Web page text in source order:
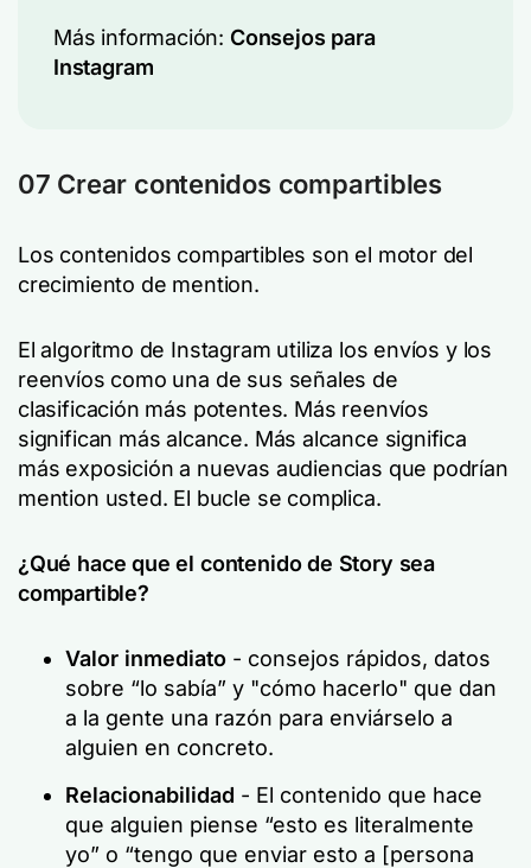
Más información: Consejos para
Instagram
07 Crear contenidos compartibles
Los contenidos compartibles son el motor del
crecimiento de mention.
El algoritmo de Instagram utiliza los envíos y los
reenvíos como una de sus señales de
clasificación más potentes. Más reenvíos
significan más alcance. Más alcance significa
más exposición a nuevas audiencias que podrían
mention usted. El bucle se complica.
¿Qué hace que el contenido de Story sea
compartible?
Valor inmediato - consejos rápidos, datos
sobre “lo sabía” y "cómo hacerlo" que dan
a la gente una razón para enviárselo a
alguien en concreto.
Relacionabilidad - El contenido que hace
que alguien piense “esto es literalmente
yo” o “tengo que enviar esto a [persona